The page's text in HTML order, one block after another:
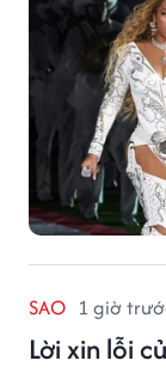
SAO 1 giờ
Lời xin lỗi